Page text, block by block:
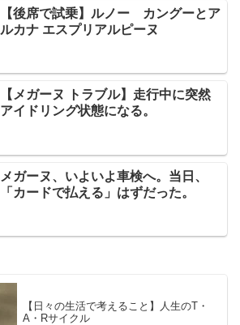
【後席で試乗】ルノー カングーとア
ルカナ エスプリアルピーヌ
【メガーヌ トラブル】走行中に突然
アイドリング状態になる。
メガーヌ、いよいよ車検へ。当日、
「カードで払える」はずだった。
【日々の生活で考えること】人生のT・
A・Rサイクル